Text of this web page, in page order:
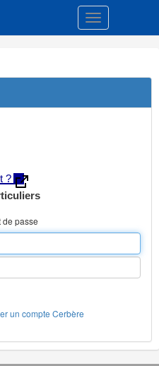
Toggle
?
de passe
un compte Cerbère